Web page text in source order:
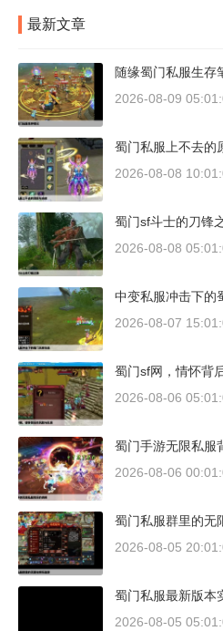
最新文章
随缘蜀门私服生存
2026-08-09
蜀门私服上不去的
2026-08-08
蜀门sf斗士的刀锋
2026-08-08
中变私服冲击下的
2026-08-07
蜀门sf网，情怀背
2026-08-06
蜀门手游无限私服
2026-08-06
蜀门私服群里的无
2026-08-05
蜀门私服最新版本
2026-08-05